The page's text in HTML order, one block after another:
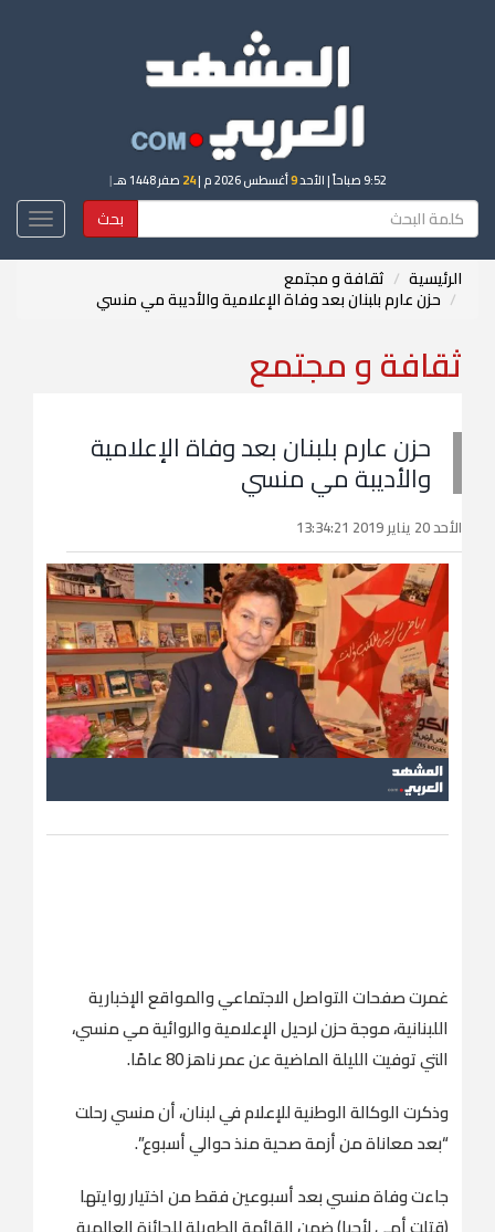
9:52 صباحاً | الأحد9أغسطس 2026 م | 24 صفر 1448 هـ |
بحث
الرئيسية ثقافة و مجتمع
حزن عارم بلبنان بعد وفاة الإعلامية والأديبة مي منسي
ثقافة و مجتمع
حزن عارم بلبنان بعد وفاة الإعلامية
والأديبة مي منسي
الأحد 20 يناير 2019 13:34:21
غمرت صفحات التواصل الاجتماعي والمواقع الإخبارية
اللبنانية، موجة حزن لرحيل الإعلامية والروائية مي منسي،
التي توفيت الليلة الماضية عن عمر ناهز 80 عامًا.
وذكرت الوكالة الوطنية للإعلام في لبنان، أن منسي رحلت
“بعد معاناة من أزمة صحية منذ حوالي أسبوع”.
جاءت وفاة منسي بعد أسبوعين فقط من اختيار روايتها